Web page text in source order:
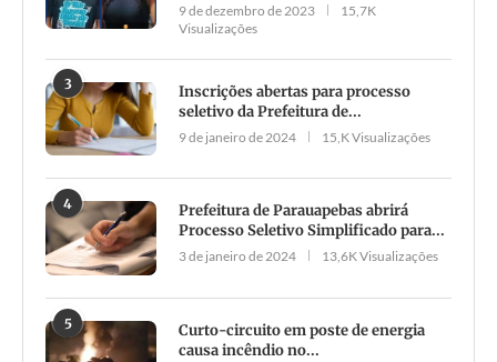
9 de dezembro de 2023
15,7K
Visualizações
3
Inscrições abertas para processo
seletivo da Prefeitura de...
9 de janeiro de 2024 15,K Visualizações
4
Prefeitura de Parauapebas abrirá
Processo Seletivo Simplificado para...
3 de janeiro de 2024 13,6K Visualizações
5
Curto-circuito em poste de energia
causa incêndio no...